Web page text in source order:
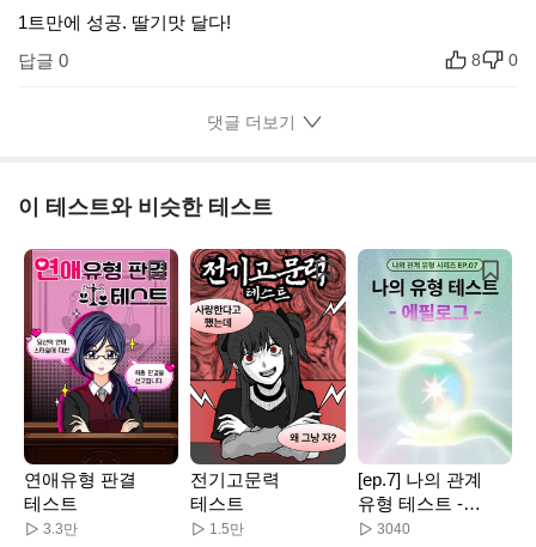
1트만에 성공. 딸기맛 달다!
답글 0
8 0
댓글 더보기
이 테스트와 비슷한 테스트
연애유형 판결
테스트
3.3만
전기고문력
테스트
1.5만
[ep.7] 나의 관계
유형 테스트 -
에필로그
3040